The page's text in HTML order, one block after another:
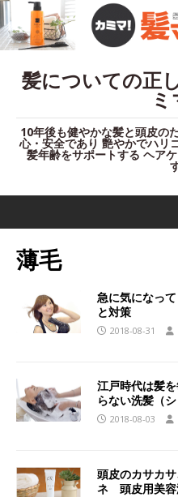
髪についての正
10年後も健やかな髪と頭皮の
心・安全であり 艶やかでハリ
髪年齢をサポートする ヘア
薄毛
急に気になっ
と対策
2018-08-31
江戸時代は髪
らない洗髪（
2018-08-03
頭皮のカサカ
ネ 頭皮用美容